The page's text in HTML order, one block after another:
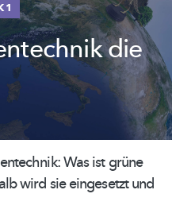
1
die
Was ist grüne
wird sie eingesetzt und